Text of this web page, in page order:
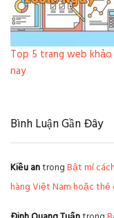
Top 5 trang web
nay
Bình Luận Gần Đây
Kiều antrongBật mí
hàng Việt Nam hoặc thẻ